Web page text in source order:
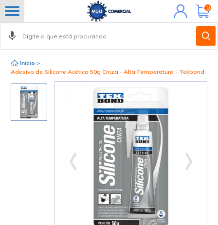
Minha
conta
0
Início >
Adesivo de Silicone Acético 50g Cinza - Alta Temperatura - Tekbond